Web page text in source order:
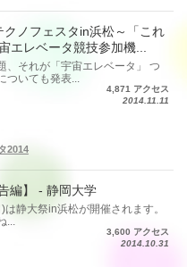
ノフェスタin浜松～「これ
エレベータ競技参加機...
、それが「宇宙エレベータ」 つ
ついても発表...
4,871 アクセス
2014.11.11
2014
編】 - 静岡大学
静大祭in浜松が開催されます。
...
3,600 アクセス
2014.10.31